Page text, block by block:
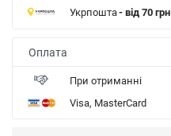
Укрпошта- від 70 грн
Оплата
При отриманні
Visa, MasterCard